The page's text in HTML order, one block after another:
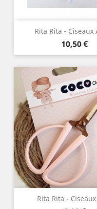
Rita Rita - Ciseaux
Prix
10,50 €
Rita Rita -